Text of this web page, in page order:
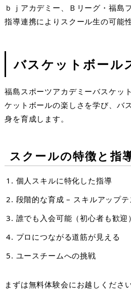
ｂｊアカデミー、Ｂリーグ・福島
指導連携によりスクール生の可能
バスケットボール
福島スポーツアカデミーバスケッ
ケットボールの楽しさを学び、バ
身を育成します。
スクールの特徴と指
個人スキルに特化した指導
段階的な育成 – スキルアップテ
誰でも入会可能（初心者も歓迎）
プロにつながる道筋が見える
ユースチームへの挑戦
まずは無料体験会にお越しくださ